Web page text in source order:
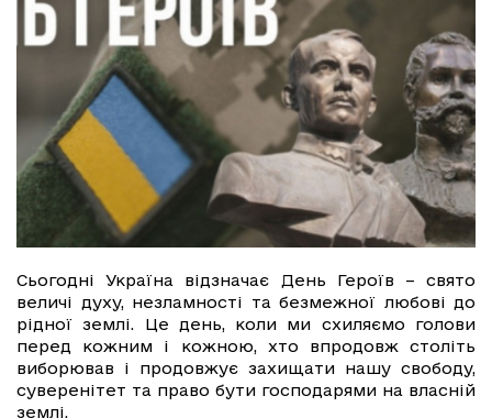
Сьогодні Україна відзначає День Героїв – свято
величі духу, незламності та безмежної любові до
рідної землі. Це день, коли ми схиляємо голови
перед кожним і кожною, хто впродовж століть
виборював і продовжує захищати нашу свободу,
суверенітет та право бути господарями на власній
землі.